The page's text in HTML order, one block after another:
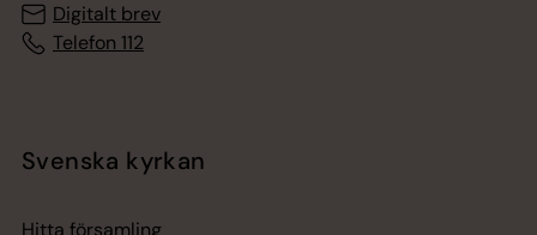
Digitalt brev
Telefon 112
Svenska kyrkan
Hitta församling